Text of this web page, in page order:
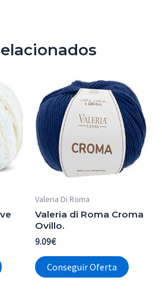
Valeria Di Roma
Valeria di Roma Croma
Ovillo.
9.09€
Conseguir Oferta